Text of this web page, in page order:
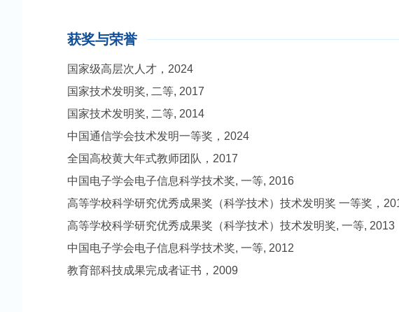
获奖与荣誉
国家级高层次人才，2024
国家技术发明奖, 二等, 2017
国家技术发明奖, 二等, 2014
中国通信学会技术发明一等奖，2024
全国高校黄大年式教师团队，2017
中国电子学会电子信息科学技术奖, 一等, 2016
高等学校科学研究优秀成果奖（科学技术）技术发明奖 一等奖，
高等学校科学研究优秀成果奖（科学技术）技术发明奖, 一等, 2013
中国电子学会电子信息科学技术奖, 一等, 2012
教育部科技成果完成者证书，2009